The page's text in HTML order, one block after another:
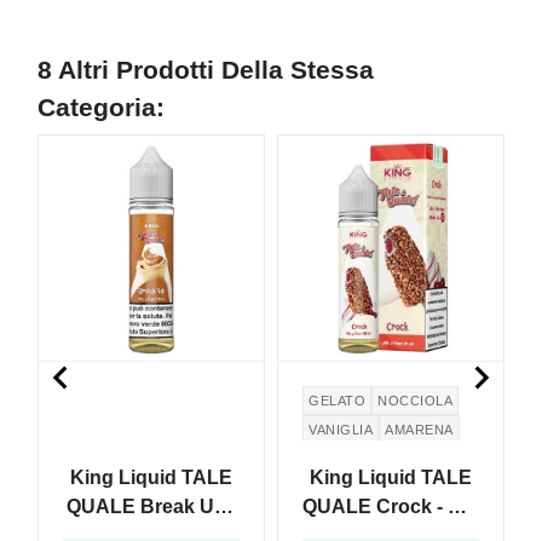
8 Altri Prodotti Della Stessa
Categoria:
King Liquid TALE
QUALE Break Up -
GELATO
NOCCIOLA
VANIGLIA
AMARENA
King Liquid TALE
QUALE Crock - Mix
 